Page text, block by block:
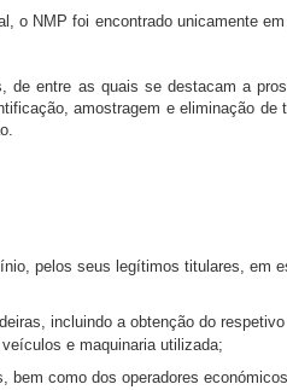
o NMP foi encontrado unicamente em
de entre as quais se destacam a
amostragem e eliminação de
pelos seus legítimos titulares, em
incluindo a obtenção do respetivo
e maquinaria utilizada;
bem como dos operadores